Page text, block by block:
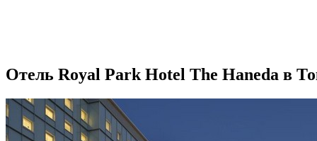
Отель Royal Park Hotel The Haneda в